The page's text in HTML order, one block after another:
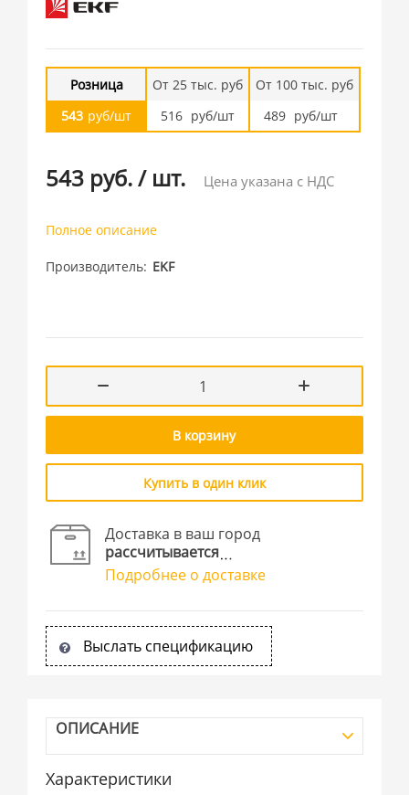
Розница
543 руб/шт
От 25 тыс. руб
516 руб/шт
От 100 тыс. руб
489 руб/шт
543 руб./ шт. Цена указана с НДС
Полное описание
Производитель EKF
В корзину
Купить в один клик
Доставка в ваш город
рассчитывается
Подробнее о доставке
Выслать спецификацию
ОПИСАНИЕ
Характеристики